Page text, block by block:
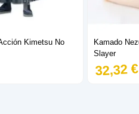
Kimetsu No
Kamado
Slayer
32,32 €